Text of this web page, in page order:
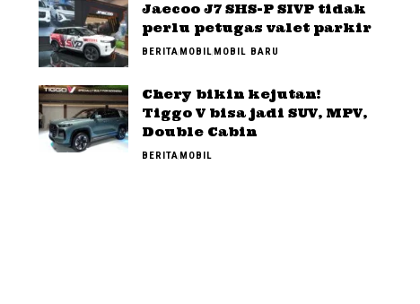
Jaecoo J7 SHS-P SIVP tidak
perlu petugas valet parkir
BERITAMOBILMOBIL BARU
Chery bikin kejutan!
Tiggo V bisa jadi SUV, MPV,
Double Cabin
BERITAMOBIL